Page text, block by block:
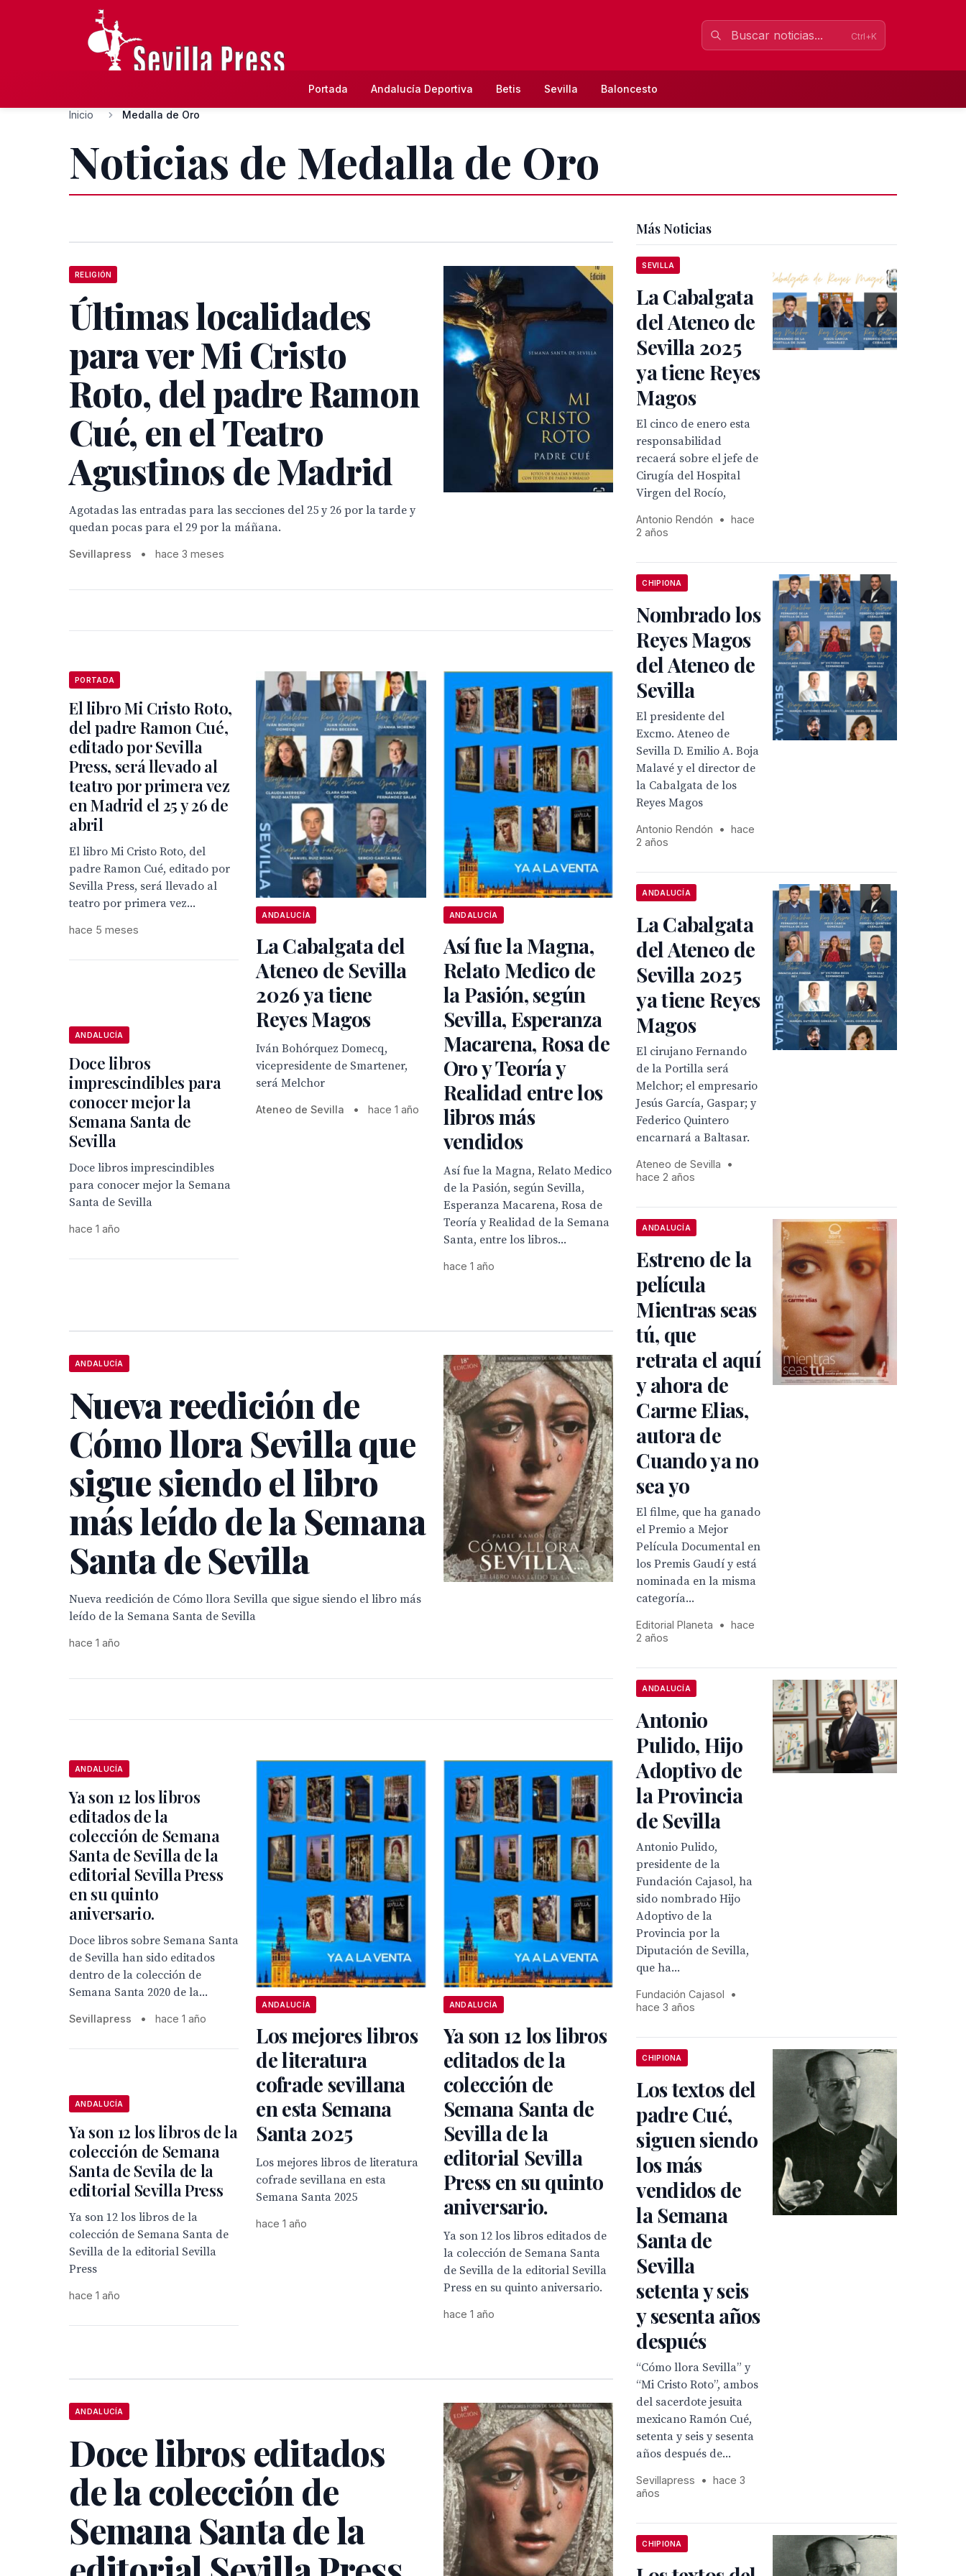
Ctrl+K
Portada Andalucía Deportiva Betis Sevilla Baloncesto
Inicio Medalla de Oro
Noticias de Medalla de Oro
RELIGIÓN
Últimas localidades
para ver Mi Cristo
Roto, del padre Ramon
Cué, en el Teatro
Agustinos de Madrid
Agotadas las entradas para las secciones del 25 y 26 por la tarde y
quedan pocas para el 29 por la máñana.
Sevillapress • hace 3 meses
PORTADA
El libro Mi Cristo Roto,
del padre Ramon Cué,
editado por Sevilla
Press, será llevado al
teatro por primera vez
en Madrid el 25 y 26 de
abril
El libro Mi Cristo Roto, del
padre Ramon Cué, editado por
Sevilla Press, será llevado al
teatro por primera vez...
hace 5 meses
ANDALUCÍA
La Cabalgata del
Ateneo de Sevilla
2026 ya tiene
Reyes Magos
Iván Bohórquez Domecq,
vicepresidente de Smartener,
será Melchor
Ateneo de Sevilla • hace 1 año
ANDALUCÍA
Así fue la Magna,
Relato Medico de
la Pasión, según
Sevilla, Esperanza
Macarena, Rosa de
Oro y Teoría y
Realidad entre los
libros más
vendidos
Así fue la Magna, Relato Medico
de la Pasión, según Sevilla,
Esperanza Macarena, Rosa de
Teoría y Realidad de la Semana
Santa, entre los libros...
hace 1 año
ANDALUCÍA
Doce libros
imprescindibles para
conocer mejor la
Semana Santa de
Sevilla
Doce libros imprescindibles
para conocer mejor la Semana
Santa de Sevilla
hace 1 año
ANDALUCÍA
Nueva reedición de
Cómo llora Sevilla que
sigue siendo el libro
más leído de la Semana
Santa de Sevilla
Nueva reedición de Cómo llora Sevilla que sigue siendo el libro más
leído de la Semana Santa de Sevilla
hace 1 año
ANDALUCÍA
Ya son 12 los libros
editados de la
colección de Semana
Santa de Sevilla de la
editorial Sevilla Press
en su quinto
aniversario.
Doce libros sobre Semana Santa
de Sevilla han sido editados
dentro de la colección de
Semana Santa 2020 de la...
Sevillapress • hace 1 año
ANDALUCÍA
Los mejores libros
de literatura
cofrade sevillana
en esta Semana
Santa 2025
Los mejores libros de literatura
cofrade sevillana en esta
Semana Santa 2025
hace 1 año
ANDALUCÍA
Ya son 12 los libros
editados de la
colección de
Semana Santa de
Sevilla de la
editorial Sevilla
Press en su quinto
aniversario.
Ya son 12 los libros editados de
la colección de Semana Santa
de Sevilla de la editorial Sevilla
Press en su quinto aniversario.
hace 1 año
ANDALUCÍA
Ya son 12 los libros de la
colección de Semana
Santa de Sevila de la
editorial Sevilla Press
Ya son 12 los libros de la
colección de Semana Santa de
Sevilla de la editorial Sevilla
Press
hace 1 año
ANDALUCÍA
Doce libros editados
de la colección de
Semana Santa de la
Más Noticias
SEVILLA
La Cabalgata
del Ateneo de
Sevilla 2025
ya tiene Reyes
Magos
El cinco de enero esta
responsabilidad
recaerá sobre el jefe de
Cirugía del Hospital
Virgen del Rocío,
Antonio Rendón •
hace
2 años
CHIPIONA
Nombrado los
Reyes Magos
del Ateneo de
Sevilla
El presidente del
Excmo. Ateneo de
Sevilla D. Emilio A. Boja
Malavé y el director de
la Cabalgata de los
Reyes Magos
Antonio Rendón •
hace
2 años
ANDALUCÍA
La Cabalgata
del Ateneo de
Sevilla 2025
ya tiene Reyes
Magos
El cirujano Fernando
de la Portilla será
Melchor; el empresario
Jesús García, Gaspar; y
Federico Quintero
encarnará a Baltasar.
Ateneo de Sevilla
•
hace 2 años
ANDALUCÍA
Estreno de la
película
Mientras seas
tú, que
retrata el aquí
y ahora de
Carme Elias,
autora de
Cuando ya no
sea yo
El filme, que ha ganado
el Premio a Mejor
Película Documental en
los Premis Gaudí y está
nominada en la misma
categoría...
Editorial Planeta •
hace
2 años
ANDALUCÍA
Antonio
Pulido, Hijo
Adoptivo de
la Provincia
de Sevilla
Antonio Pulido,
presidente de la
Fundación Cajasol, ha
sido nombrado Hijo
Adoptivo de la
Provincia por la
Diputación de Sevilla,
que ha...
Fundación Cajasol
•
hace 3 años
CHIPIONA
Los textos del
padre Cué,
siguen siendo
los más
vendidos de
la Semana
Santa de
Sevilla
setenta y seis
y sesenta años
después
“Cómo llora Sevilla” y
“Mi Cristo Roto”, ambos
del sacerdote jesuita
mexicano Ramón Cué,
setenta y seis y sesenta
años después de...
Sevillapress •
hace 3
años
CHIPIONA